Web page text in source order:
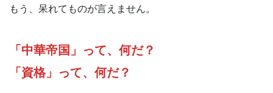
もう、呆れてものが言えません。
「中華帝国」って、何だ？
「資格」って、何だ？